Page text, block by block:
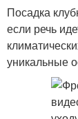
Посадка
если речь
уникальные